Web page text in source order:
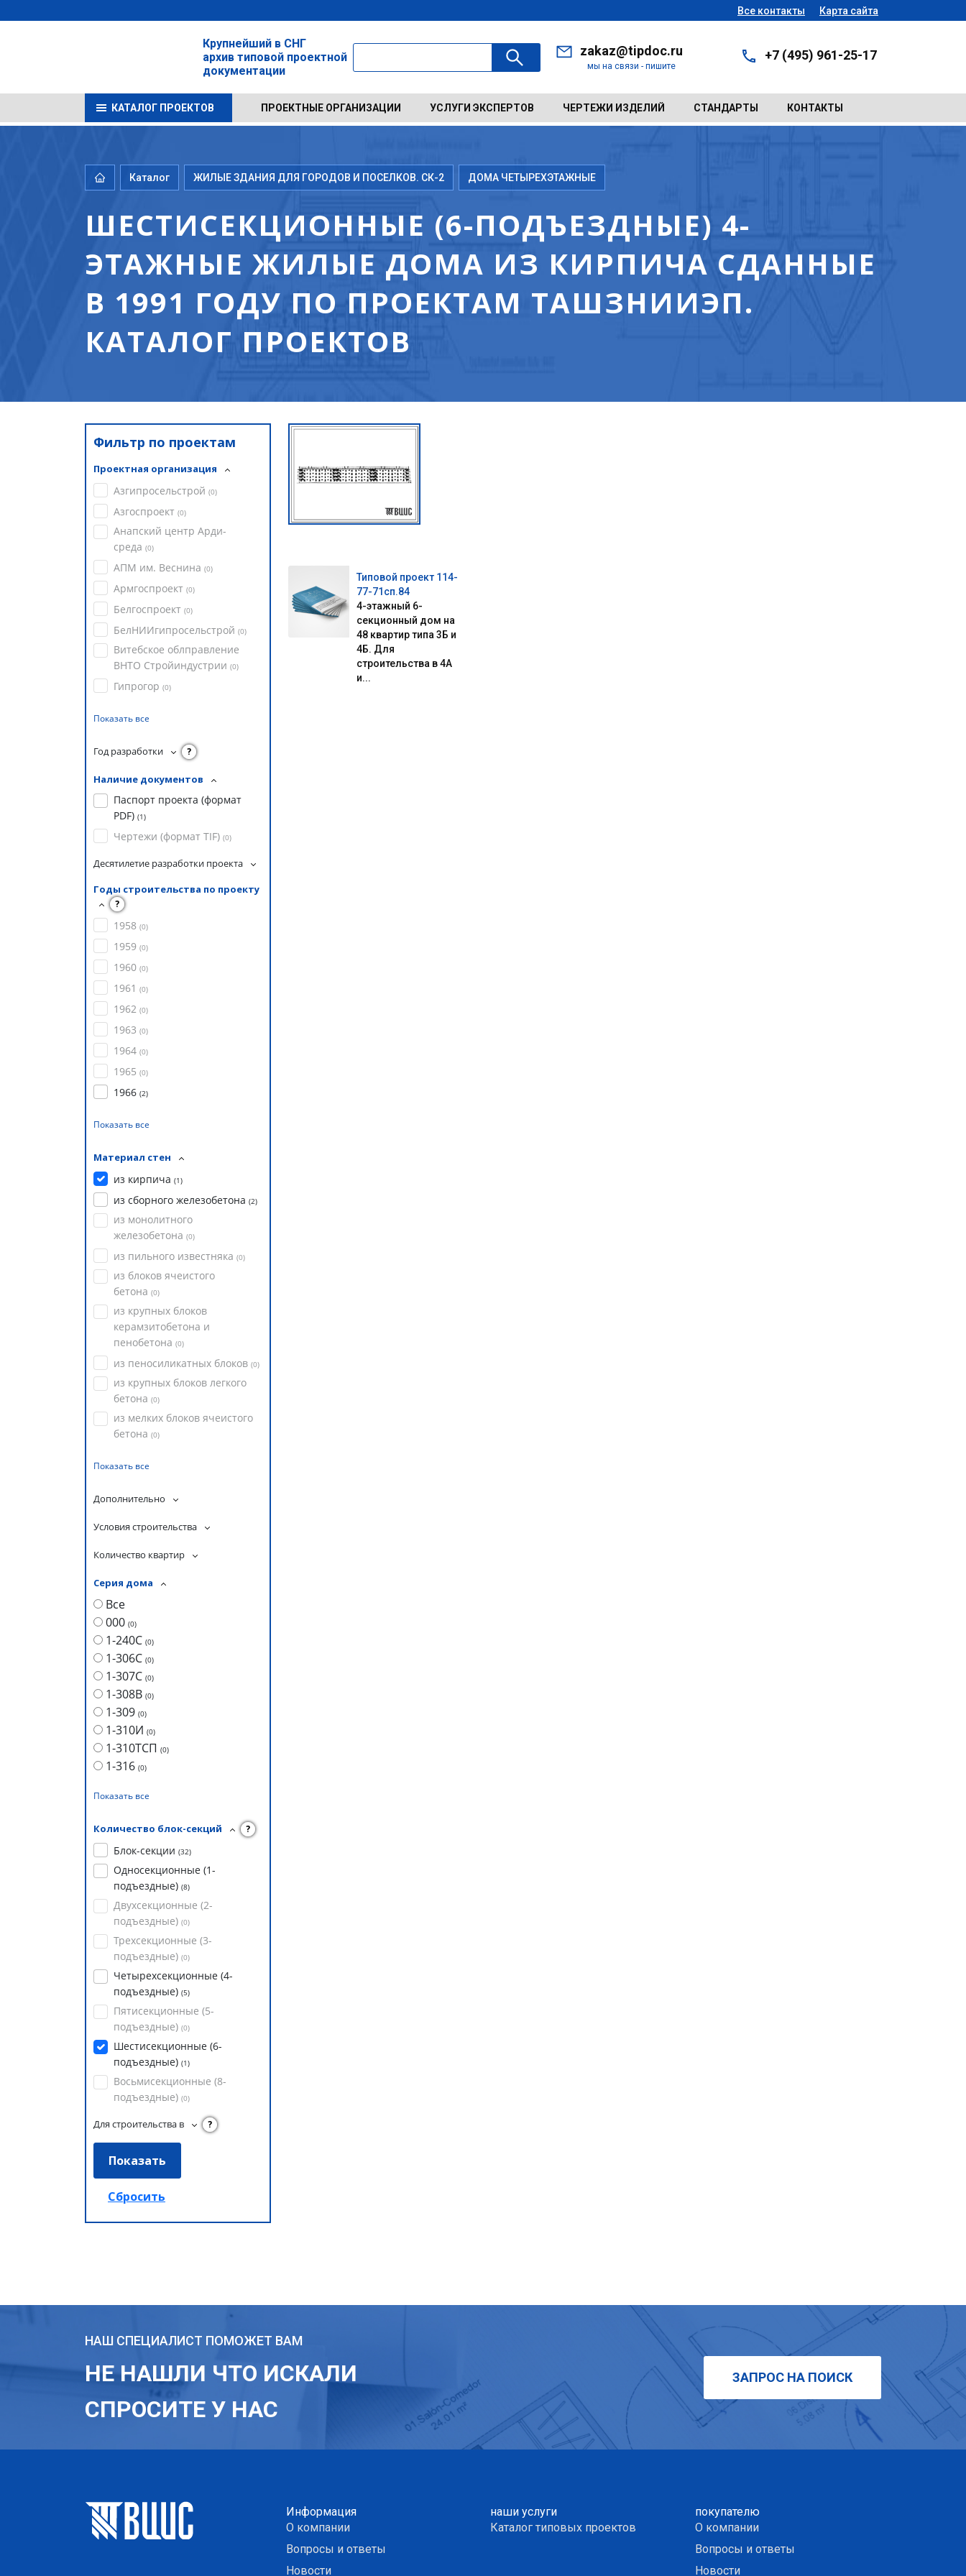
Все контакты Карта сайта
Крупнейший в СНГ
архив типовой проектной
документации
zakaz@tipdoc.ru
мы на связи - пишите
+7 (495) 961-25-17
КАТАЛОГ ПРОЕКТОВ ПРОЕКТНЫЕ ОРГАНИЗАЦИИ УСЛУГИ ЭКСПЕРТОВ ЧЕРТЕЖИ ИЗДЕЛИЙ СТАНДАРТЫ КОНТАКТЫ
Каталог ЖИЛЫЕ ЗДАНИЯ ДЛЯ ГОРОДОВ И ПОСЕЛКОВ. СК-2 ДОМА ЧЕТЫРЕХЭТАЖНЫЕ
ШЕСТИСЕКЦИОННЫЕ (6-ПОДЪЕЗДНЫЕ) 4-
ЭТАЖНЫЕ ЖИЛЫЕ ДОМА ИЗ КИРПИЧА СДАННЫЕ
В 1991 ГОДУ ПО ПРОЕКТАМ ТАШЗНИИЭП.
КАТАЛОГ ПРОЕКТОВ
Фильтр по проектам
Проектная организация
Азгипросельстрой (0)
Азгоспроект (0)
Анапский центр Арди-
среда (0)
АПМ им. Веснина (0)
Армгоспроект (0)
Белгоспроект (0)
БелНИИгипросельстрой (0)
Витебское облправление
ВНТО Стройиндустрии (0)
Гипрогор (0)
Показать все
Год разработки ?
Наличие документов
Паспорт проекта (формат
PDF) (1)
Чертежи (формат TIF) (0)
Десятилетие разработки проекта
Годы строительства по проекту
?
1958 (0)
1959 (0)
1960 (0)
1961 (0)
1962 (0)
1963 (0)
1964 (0)
1965 (0)
1966 (2)
Показать все
Материал стен
из кирпича (1)
из сборного железобетона (2)
из монолитного
железобетона (0)
из пильного известняка (0)
из блоков ячеистого
бетона (0)
из крупных блоков
керамзитобетона и
пенобетона (0)
из пеносиликатных блоков (0)
из крупных блоков легкого
бетона (0)
из мелких блоков ячеистого
бетона (0)
Показать все
Дополнительно
Условия строительства
Количество квартир
Серия дома
Все
000 (0)
1-240С (0)
1-306С (0)
1-307С (0)
1-308В (0)
1-309 (0)
1-310И (0)
1-310ТСП (0)
1-316 (0)
Показать все
Количество блок-секций ?
Блок-секции (32)
Односекционные (1-
подъездные) (8)
Двухсекционные (2-
подъездные) (0)
Трехсекционные (3-
подъездные) (0)
Четырехсекционные (4-
подъездные) (5)
Пятисекционные (5-
подъездные) (0)
Шестисекционные (6-
подъездные) (1)
Восьмисекционные (8-
подъездные) (0)
Для строительства в ?
Типовой проект 114-
77-71сп.84
4-этажный 6-
секционный дом на
48 квартир типа 3Б и
4Б. Для
строительства в 4А
и...
НАШ СПЕЦИАЛИСТ ПОМОЖЕТ ВАМ
НЕ НАШЛИ ЧТО ИСКАЛИ
СПРОСИТЕ У НАС
ЗАПРОС НА ПОИСК
Информация
О компании
Вопросы и ответы
Новости
наши услуги
Каталог типовых проектов
покупателю
О компании
Вопросы и ответы
Новости